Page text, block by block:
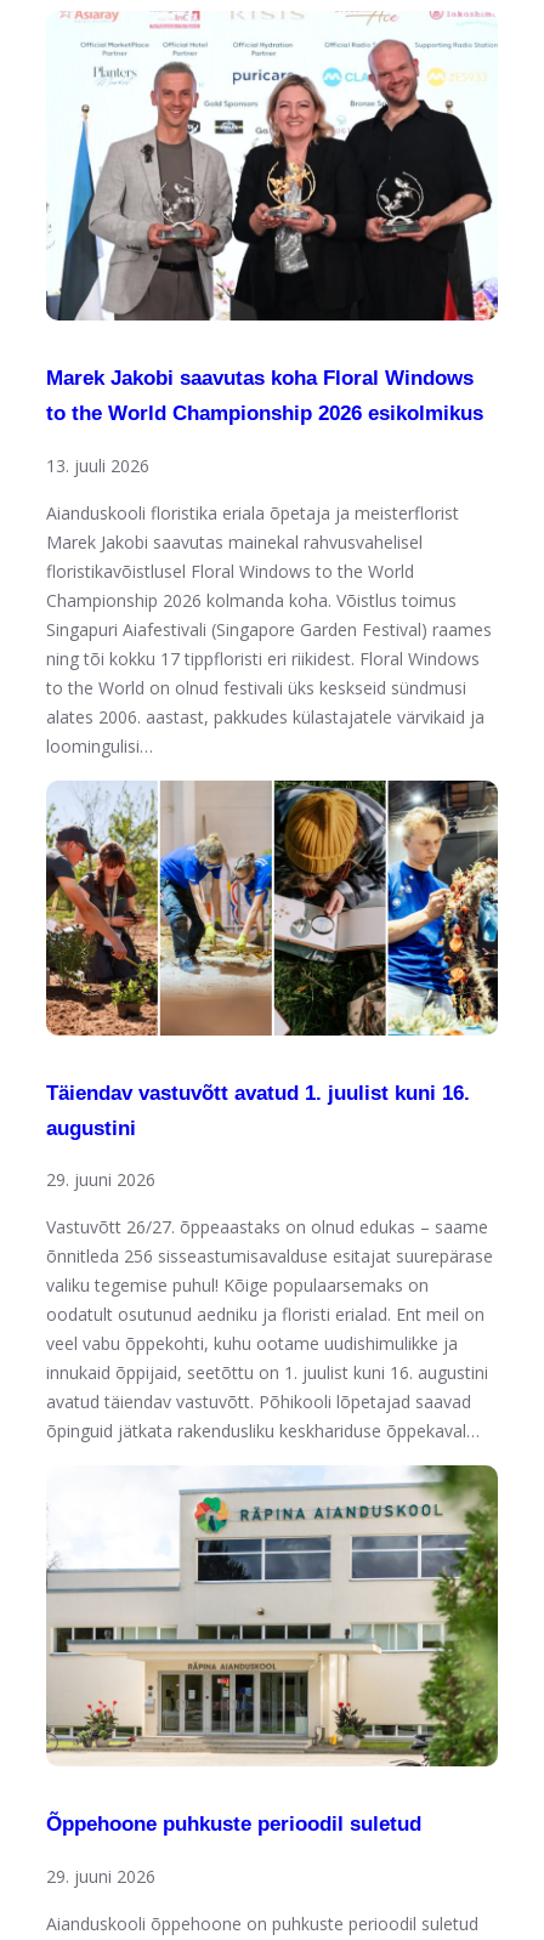
Marek Jakobi saavutas koha Floral Windows
to the World Championship 2026 esikolmikus
13. juuli 2026
Aianduskooli floristika eriala õpetaja ja meisterflorist
Marek Jakobi saavutas mainekal rahvusvahelisel
floristikavõistlusel Floral Windows to the World
Championship 2026 kolmanda koha. Võistlus toimus
Singapuri Aiafestivali (Singapore Garden Festival) raames
ning tõi kokku 17 tippfloristi eri riikidest. Floral Windows
to the World on olnud festivali üks keskseid sündmusi
alates 2006. aastast, pakkudes külastajatele värvikaid ja
loomingulisi…
Täiendav vastuvõtt avatud 1. juulist kuni 16.
augustini
29. juuni 2026
Vastuvõtt 26/27. õppeaastaks on olnud edukas – saame
õnnitleda 256 sisseastumisavalduse esitajat suurepärase
valiku tegemise puhul! Kõige populaarsemaks on
oodatult osutunud aedniku ja floristi erialad. Ent meil on
veel vabu õppekohti, kuhu ootame uudishimulikke ja
innukaid õppijaid, seetõttu on 1. juulist kuni 16. augustini
avatud täiendav vastuvõtt. Põhikooli lõpetajad saavad
õpinguid jätkata rakendusliku keskhariduse õppekaval…
Õppehoone puhkuste perioodil suletud
29. juuni 2026
Aianduskooli õppehoone on puhkuste perioodil suletud